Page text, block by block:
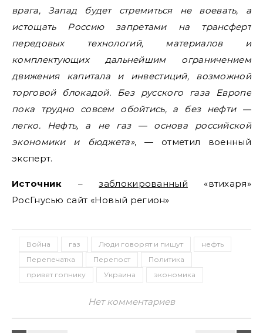
врага, Запад будет стремиться не воевать, а
истощать Россию запретами на трансферт
передовых технологий, материалов и
комплектующих дальнейшим ограничением
движения капитала и инвестиций, возможной
торговой блокадой. Без русского газа Европе
пока трудно совсем обойтись, а без нефти —
легко. Нефть, а не газ — основа российской
экономики и бюджета», — отметил военный
эксперт.
Источник –заблокированный «втихаря»
РосГнусью сайт «Новый регион»
Война газ Люди говорят и пишут
нефть
Перепечатка
Перепост
Политика
привет гопнику
Украина экономика
Нет комментариев